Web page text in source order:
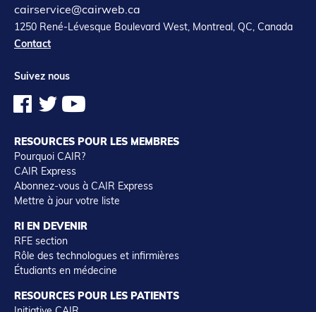
cairservice@cairweb.ca
1250 René-Lévesque Boulevard West, Montreal, QC, Canada
Contact
Suivez nous
RESOURCES POUR LES MEMBRES
Pourquoi CAIR?
CAIR Express
Abonnez-vous à CAIR Express
Mettre à jour votre liste
RI EN DEVENIR
RFE section
Rôle des technologues et infirmières
Étudiants en médecine
RESOURCES POUR LES PATIENTS